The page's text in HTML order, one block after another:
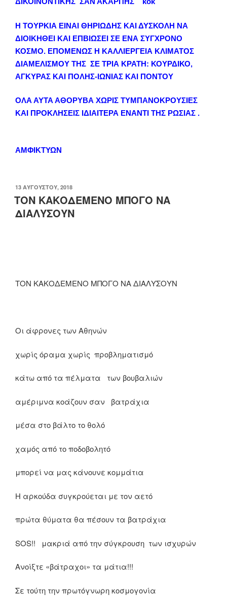
Η ΤΟΥΡΚΙΑ ΕΙΝΑΙ ΘΗΡΙΩΔΗΣ ΚΑΙ ΔΥΣΚΟΛΗ ΝΑ
ΔΙΟΙΚΗΘΕΙ ΚΑΙ ΕΠΒΙΩΣΕΙ ΣΕ ΕΝΑ ΣΥΓΧΡΟΝΟ
ΚΟΣΜΟ. ΕΠΟΜΕΝΩΣ Η ΚΑΛΛΙΕΡΓΕΙΑ ΚΛΙΜΑΤΟΣ
ΔΙΑΜΕΛΙΣΜΟΥ ΤΗΣ ΣΕ ΤΡΙΑ ΚΡΑΤΗ: ΚΟΥΡΔΙΚΟ,
ΑΓΚΥΡΑΣ ΚΑΙ ΠΟΛΗΣ-ΙΩΝΙΑΣ ΚΑΙ ΠΟΝΤΟΥ
ΟΛΑ ΑΥΤΑ ΑΘΟΡΥΒΑ ΧΩΡΙΣ ΤΥΜΠΑΝΟΚΡΟΥΣΙΕΣ
ΚΑΙ ΠΡΟΚΛΗΣΕΙΣ ΙΔΙΑΙΤΕΡΑ ΕΝΑΝΤΙ ΤΗΣ ΡΩΣΙΑΣ .
ΑΜΦΙΚΤΥΩΝ
ΔΗΜΟΣΙΕΎΤΗΚΕ
ΣΤΙΣ
13 ΑΥΓΟΎΣΤΟΥ, 2018
ΤΟΝ ΚΑΚΟΔΕΜΕΝΟ ΜΠΟΓΟ ΝΑ
ΔΙΑΛΥΣΟΥΝ
ΤΟΝ ΚΑΚΟΔΕΜΕΝΟ ΜΠΟΓΟ ΝΑ ΔΙΑΛΥΣΟΥΝ
Οι άφρονες των Αθηνών
χωρίς όραμα χωρίς προβληματισμό
κάτω από τα πέλματα των βουβαλιών
αμέριμνα κοάζουν σαν βατράχια
μέσα στο βάλτο το θολό
χαμός από το ποδοβολητό
μπορεί να μας κάνουνε κομμάτια
Η αρκούδα συγκρούεται με τον αετό
πρώτα θύματα θα πέσουν τα βατράχια
SOS!! μακριά από την σύγκρουση των ισχυρών
Ανοίξτε «βάτραχοι» τα μάτια!!!
Σε τούτη την πρωτόγνωρη κοσμογονία